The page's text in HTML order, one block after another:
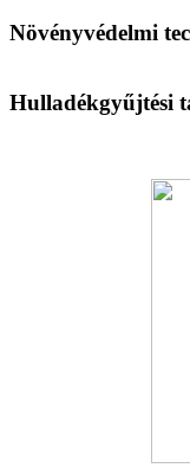
Növényvédelmi
Hulladékgyűjtési